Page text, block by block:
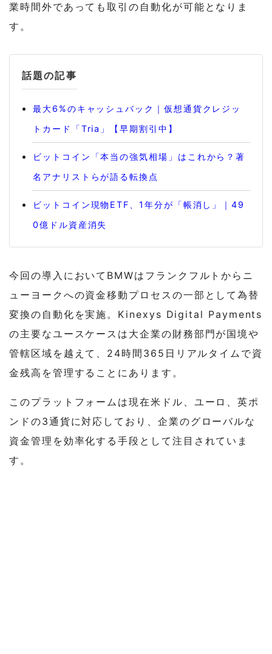
業時間外であっても取引の自動化が可能となりま
す。
話題の記事
最大6%のキャッシュバック｜仮想通貨クレジッ
トカード「Tria」【早期割引中】
ビットコイン「本当の強気相場」はこれから？著
名アナリストらが語る転換点
ビットコイン現物ETF、1年分が「帳消し」｜49
0億ドル資産消失
今回の導入においてBMWはフランクフルトからニ
ューヨークへの資金移動プロセスの一部として為替
変換の自動化を実施。Kinexys Digital Payments
の主要なユースケースは大企業の財務部門が国境や
管轄区域を越えて、24時間365日リアルタイムで資
金残高を管理することにあります。
このプラットフォームは現在米ドル、ユーロ、英ポ
ンドの3通貨に対応しており、企業のグローバルな
資金管理を効率化する手段として注目されていま
す。